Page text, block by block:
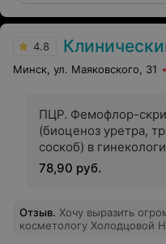
4.8 Клинический центр пластической
Минск, ул. Маяковского, 31
ПЦР. Фемофлор-
(биоценоз уретра,
соскоб) в
78,90 руб.
Отзыв. Хочу выразить
косметологу Холодцовой